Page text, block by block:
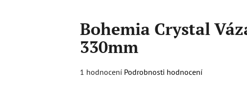
Bohemia Crystal
330mm
Průměrné
1 hodnocení Podrobnosti hodnocení